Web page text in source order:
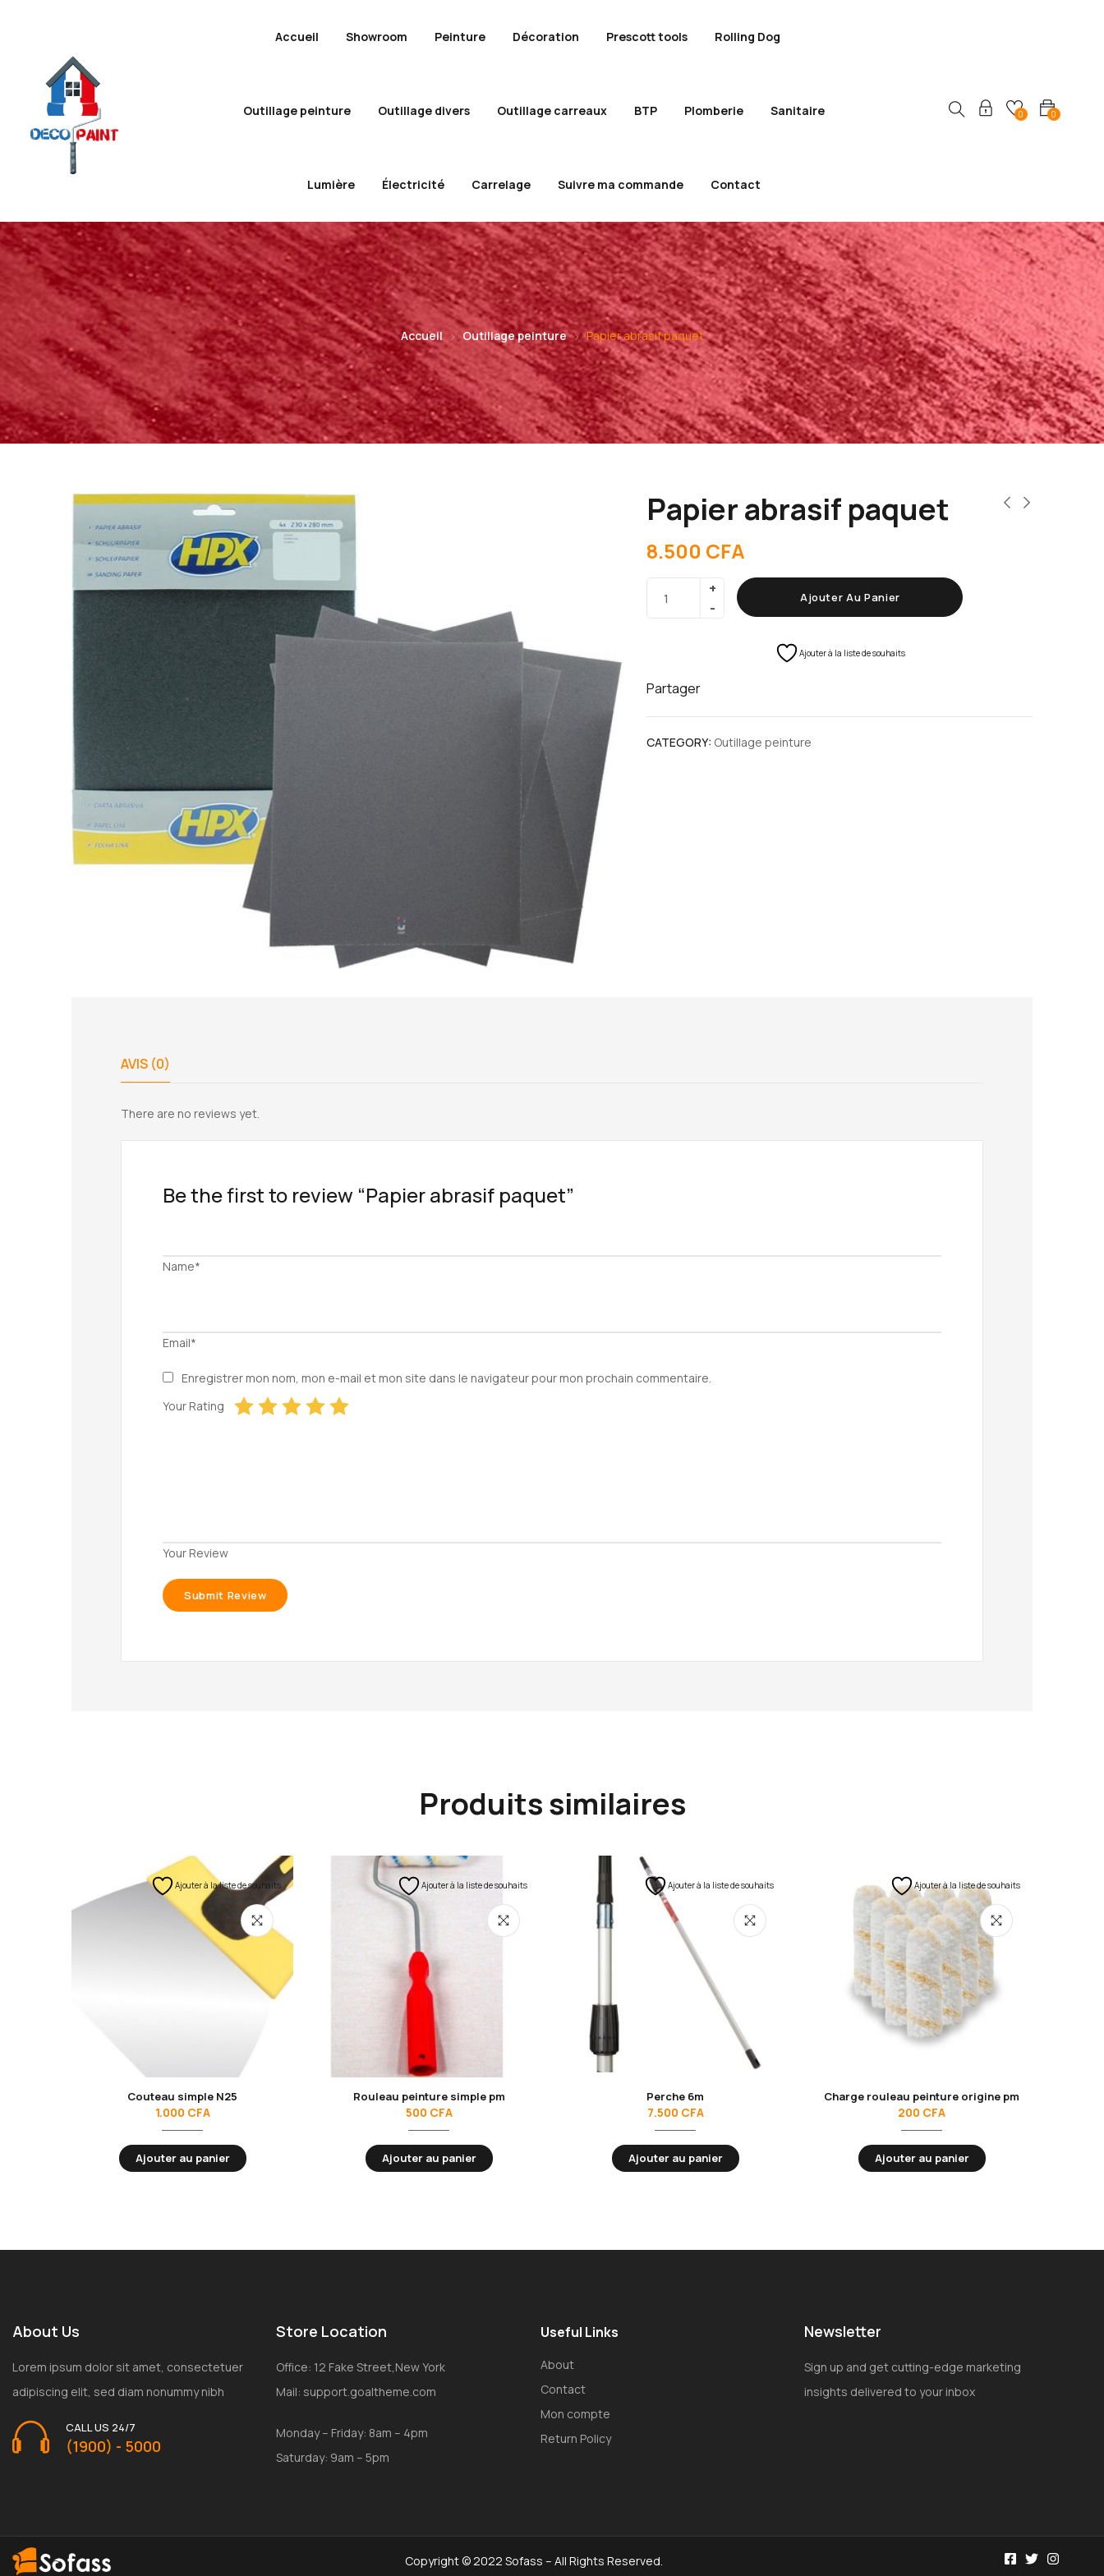
Accueil Showroom Peinture Décoration Prescott tools Rolling Dog
Outillage peinture Outillage divers Outillage carreaux BTP Plomberie Sanitaire
Lumière Électricité Carrelage Suivre ma commande Contact
0
0
Accueil Outillage peinture Papier abrasif paquet
Papier abrasif paquet
8.500 CFA
Ajouter Au Panier
Ajouter à la liste de souhaits
Partager
CATEGORY: Outillage peinture
AVIS (0)
There are no reviews yet.
Be the first to review “Papier abrasif paquet”
Name*
Email*
Enregistrer mon nom, mon e-mail et mon site dans le navigateur pour mon prochain commentaire.
Your Rating
Your Review
Produits similaires
Ajouter à la liste de souhaits
Couteau simple N25
1.000 CFA
Ajouter au panier
Ajouter à la liste de souhaits
Rouleau peinture simple pm
500 CFA
Ajouter au panier
Ajouter à la liste de souhaits
Perche 6m
7.500 CFA
Ajouter au panier
Ajouter à la liste de souhaits
Charge rouleau peinture origine pm
200 CFA
Ajouter au panier
About Us
Lorem ipsum dolor sit amet, consectetuer
adipiscing elit, sed diam nonummy nibh
CALL US 24/7
(1900) - 5000
Store Location
Office: 12 Fake Street,New York
Mail: support.goaltheme.com
Monday – Friday: 8am – 4pm
Saturday: 9am – 5pm
Useful Links
About
Contact
Mon compte
Return Policy
Newsletter
Sign up and get cutting-edge marketing
insights delivered to your inbox
Copyright © 2022 Sofass – All Rights Reserved.